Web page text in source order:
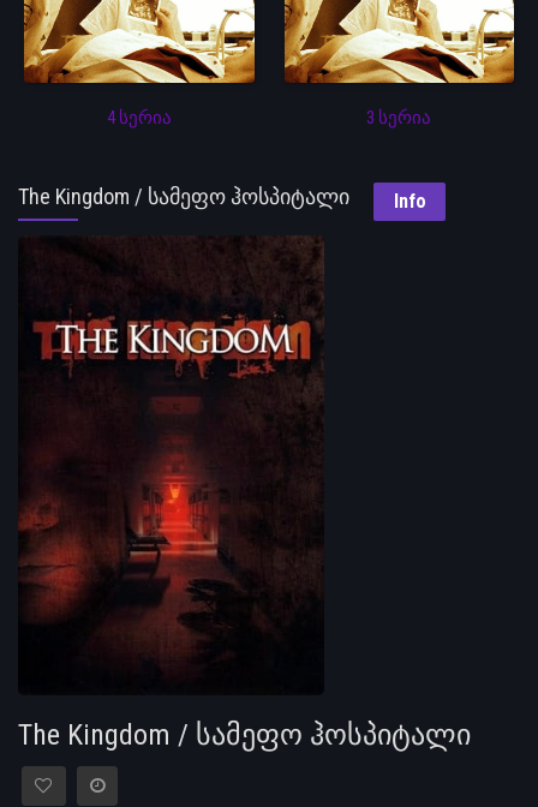
4 სერია 3 სერია
The Kingdom / სამეფო ჰოსპიტალი Info
The Kingdom / სამეფო ჰოსპიტალი